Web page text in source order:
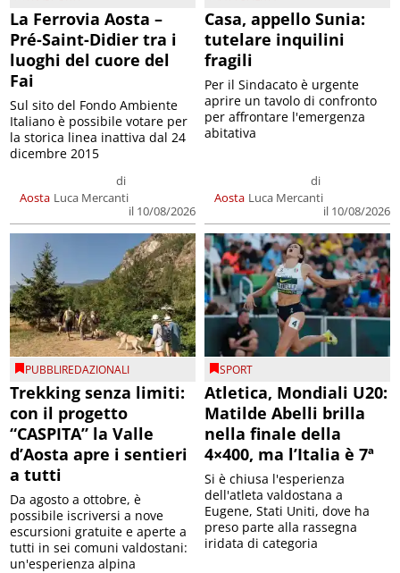
La Ferrovia Aosta –
Pré-Saint-Didier tra i
luoghi del cuore del
Fai
Aosta
di
Luca Mercanti
il 10/08/2026
Sul sito del Fondo Ambiente
Italiano è possibile votare per
la storica linea inattiva dal 24
dicembre 2015
Casa, appello Sunia:
tutelare inquilini
fragili
Aosta
di
Luca Mercanti
il 10/08/2026
Per il Sindacato è urgente
aprire un tavolo di confronto
per affrontare l'emergenza
abitativa
PUBBLIREDAZIONALI
Trekking senza limiti:
con il progetto
“CASPITA” la Valle
d’Aosta apre i sentieri
a tutti
Da agosto a ottobre, è
possibile iscriversi a nove
escursioni gratuite e aperte a
tutti in sei comuni valdostani:
un'esperienza alpina
SPORT
Atletica, Mondiali U20:
Matilde Abelli brilla
nella finale della
4×400, ma l’Italia è 7ª
Si è chiusa l'esperienza
dell'atleta valdostana a
Eugene, Stati Uniti, dove ha
preso parte alla rassegna
iridata di categoria